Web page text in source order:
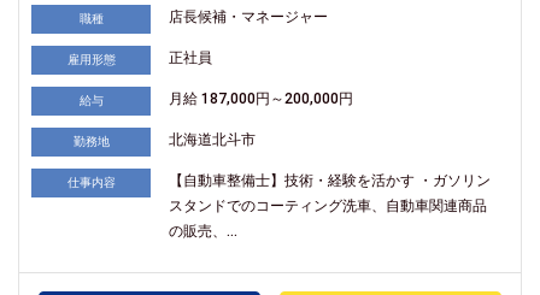
職種 店長候補・マネージャー
雇用形態 正社員
給与 月給 187,000円～200,000円
勤務地 北海道北斗市
仕事内容
【自動車整備士】技術・経験を活かす ・ガソリン
スタンドでのコーティング洗車、自動車関連商品
の販売、...